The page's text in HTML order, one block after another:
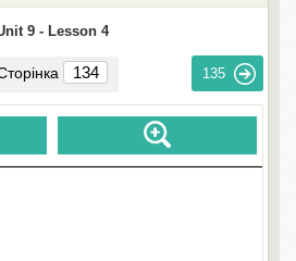
9 - Lesson 4
135